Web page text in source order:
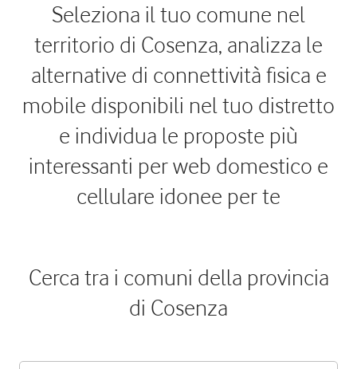
Seleziona il tuo comune nel
territorio di Cosenza, analizza le
alternative di connettività fisica e
mobile disponibili nel tuo distretto
e individua le proposte più
interessanti per web domestico e
cellulare idonee per te
Cerca tra i comuni della provincia
di Cosenza